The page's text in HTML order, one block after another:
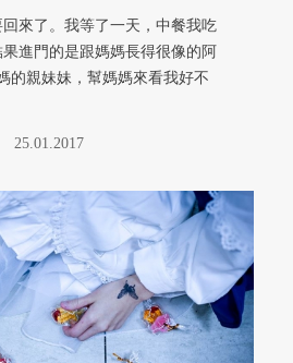
來了。我等了一天，中餐我吃
進門的是跟媽媽長得很像的阿
的親妹妹，幫媽媽來看我好不
25.01.2017